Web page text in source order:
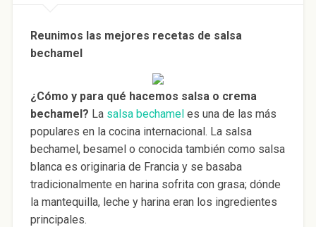
Reunimos las mejores recetas de salsa
bechamel
¿Cómo y para qué hacemos salsa o crema
bechamel? La salsa bechameles una de las más
populares en la cocina internacional. La salsa
bechamel, besamel o conocida también como salsa
blanca es originaria de Francia y se basaba
tradicionalmente en harina sofrita con grasa; dónde
la mantequilla, leche y harina eran los ingredientes
principales.